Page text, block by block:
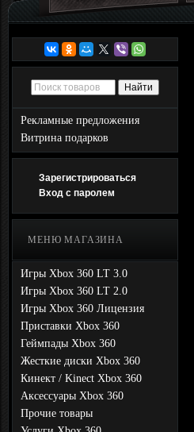
Рекламные предложения
Витрина подарков
Зарегистрироваться
Вход с паролем
МЕНЮ МАГАЗИНА
Игры Xbox 360 LT 3.0
Игры Xbox 360 LT 2.0
Игры Xbox 360 Лицензия
Приставки Xbox 360
Геймпады Xbox 360
Жесткие диски Xbox 360
Кинект / Kinect Xbox 360
Аксессуары Xbox 360
Прочие товары